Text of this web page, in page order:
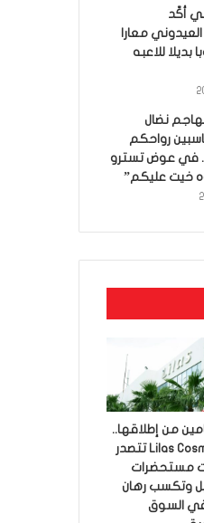
أكّد
معارا
بديلا للاعبه
نضال
رواحكم
في عوض تسترو
خيت عليكم”
من إطلاقها..
Lilas Cosmetics تتصدر
مستحضرات
وتكسب رهان
في السوق